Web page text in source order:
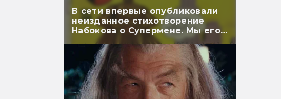
В сети впервые опубликовали
неизданное стихотворение
Набокова о Супермене. Мы его
перевели